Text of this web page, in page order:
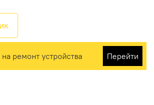
на ремонт устройства Перейти